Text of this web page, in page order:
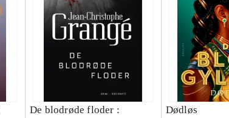
De blodrøde floder :
Dødløs